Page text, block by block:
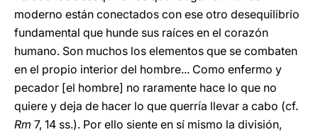
moderno están conectados con ese otro desequilibrio
fundamental que hunde sus raíces en el corazón
humano. Son muchos los elementos que se combaten
en el propio interior del hombre... Como enfermo y
pecador [el hombre] no raramente hace lo que no
quiere y deja de hacer lo que querría llevar a cabo (cf.
Rm 7, 14 ss.). Por ello siente en sí mismo la división,